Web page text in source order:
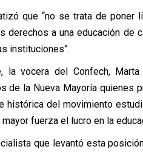
que “no se trata de
derechos a una educación
instituciones”.
la vocera del Confech,
de la Nueva Mayoría quienes
histórica del movimiento
fuerza el lucro en la
que levantó esta